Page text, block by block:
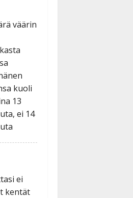
väärin
kuoli
13
ei 14
ei
kentät